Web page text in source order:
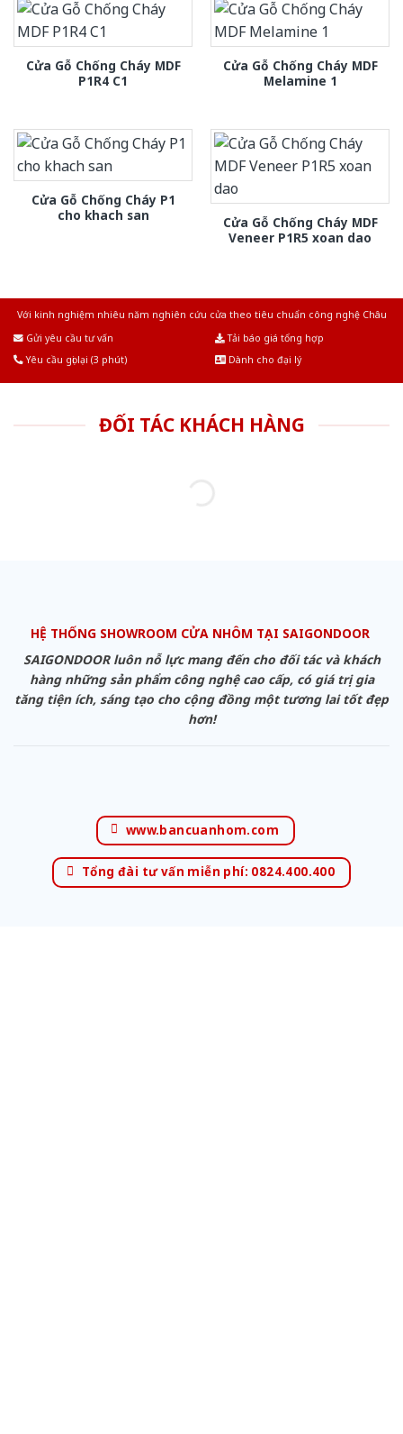
Cửa Gỗ Chống Cháy MDF
P1R4 C1
Cửa Gỗ Chống Cháy MDF
Melamine 1
Cửa Gỗ Chống Cháy P1
cho khach san
Cửa Gỗ Chống Cháy MDF
Veneer P1R5 xoan dao
Với kinh nghiệm nhiêu năm nghiên cứu cửa theo tiêu chuẩn công nghệ Châu
Gửi yêu cầu tư vấn
Tải báo giá tổng hợp
Yêu cầu gọi lại (3 phút)
Dành cho đại lý
ĐỐI TÁC KHÁCH HÀNG
HỆ THỐNG SHOWROOM CỬA NHÔM TẠI SAIGONDOOR
SAIGONDOOR luôn nỗ lực mang đến cho đối tác và khách
hàng những sản phẩm công nghệ cao cấp, có giá trị gia
tăng tiện ích, sáng tạo cho cộng đồng một tương lai tốt đẹp
hơn!
www.bancuanhom.com
Tổng đài tư vấn miễn phí: 0824.400.400